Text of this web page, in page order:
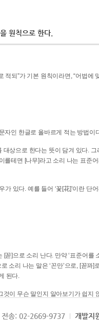
원칙으로 한다.
되”가 기본 원칙이라면, “어법에
자인 한글로 올바르게 적는 방법이
상으로 한다는 뜻이 담겨 있다. 그
있다. 예를 들어 ‘꽃[花]’이란 단
[꼳]으로 소리 난다. 만약 ‘표준어를
된다.
이 무슨 말인지 알아보기가 쉽지
전송: 02-2669-9737 개발지